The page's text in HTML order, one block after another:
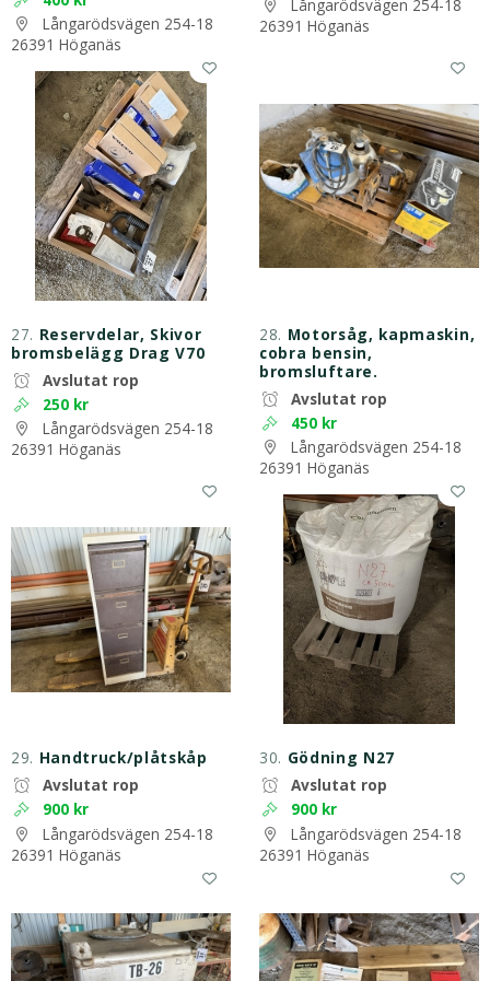
Långarödsvägen 254-18
26391 Höganäs
Långarödsvägen 254-18
26391 Höganäs
27. Reservdelar, Skivor
bromsbelägg Drag V70
Avslutat rop
250 kr
Långarödsvägen 254-18
26391 Höganäs
28. Motorsåg, kapmaskin,
cobra bensin,
bromsluftare.
Avslutat rop
450 kr
Långarödsvägen 254-18
26391 Höganäs
29. Handtruck/plåtskåp
Avslutat rop
900 kr
Långarödsvägen 254-18
26391 Höganäs
30. Gödning N27
Avslutat rop
900 kr
Långarödsvägen 254-18
26391 Höganäs